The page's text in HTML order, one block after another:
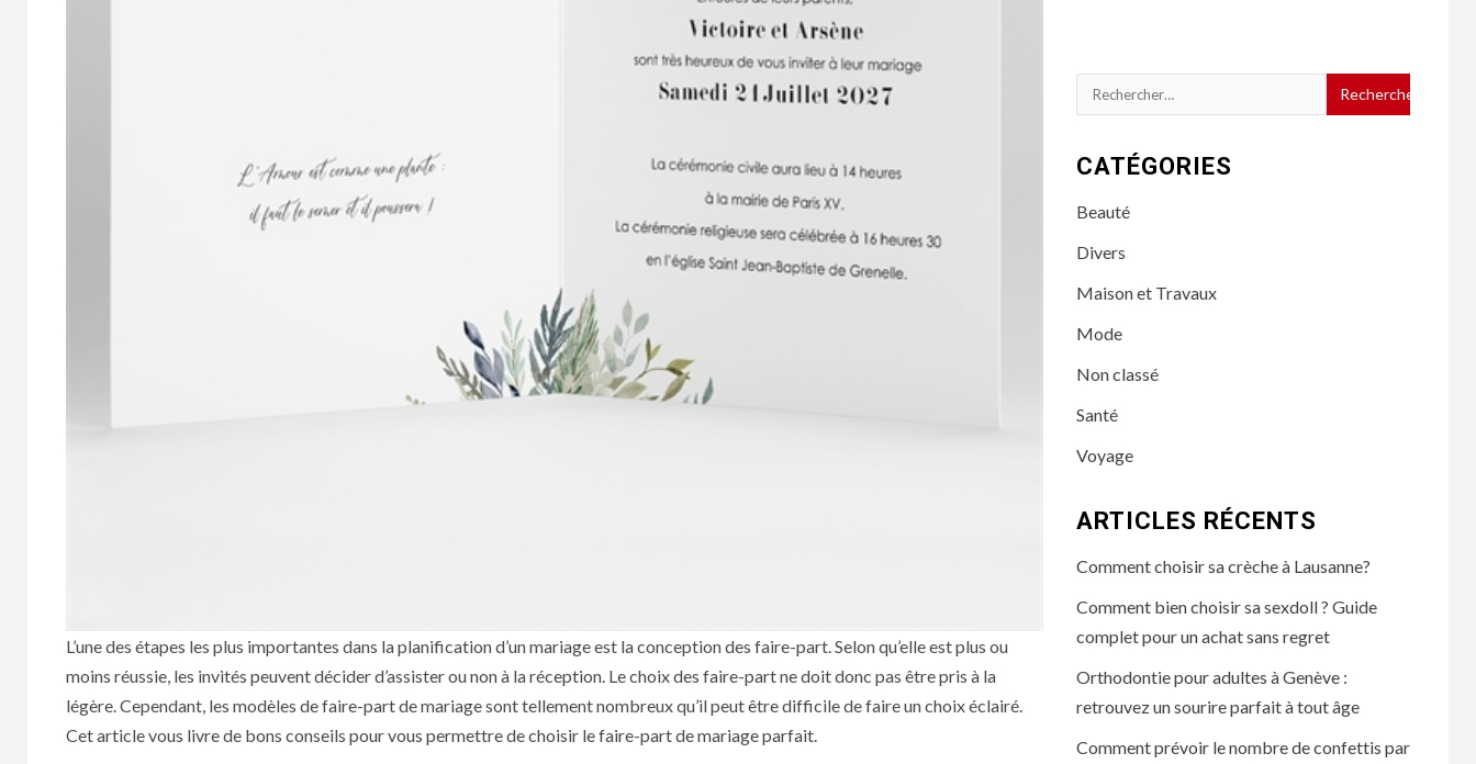
L’une des étapes les plus importantes dans la planification d’un mariage est la conception des faire-part. Selon qu’elle est plus ou
moins réussie, les invités peuvent décider d’assister ou non à la réception. Le choix des faire-part ne doit donc pas être pris à la
légère. Cependant, les modèles de faire-part de mariage sont tellement nombreux qu’il peut être difficile de faire un choix éclairé.
Cet article vous livre de bons conseils pour vous permettre de choisir le faire-part de mariage parfait.
Rechercher :
CATÉGORIES
Beauté
Divers
Maison et Travaux
Mode
Non classé
Santé
Voyage
ARTICLES RÉCENTS
Comment choisir sa crèche à Lausanne?
Comment bien choisir sa sexdoll ? Guide
complet pour un achat sans regret
Orthodontie pour adultes à Genève :
retrouvez un sourire parfait à tout âge
Comment prévoir le nombre de confettis par